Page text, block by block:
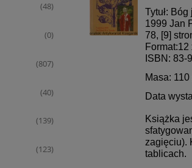
(48)
(0)
(807)
(40)
(139)
(123)
Tytuł:
1999 Jan
78, [9]
Format:12
ISBN: 83-
Masa: 110
Data
Książka
zagięciu).
tablicach.